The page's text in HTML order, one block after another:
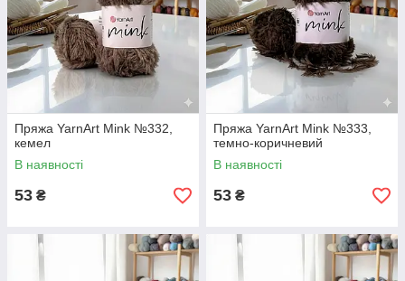
Пряжа YarnArt Mink №332,
кемел
В наявності
53 ₴
Пряжа YarnArt Mink №333,
темно-коричневий
В наявності
53 ₴